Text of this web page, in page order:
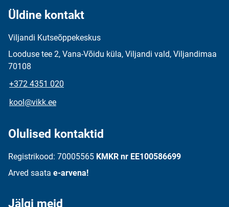
Üldine kontakt
Viljandi Kutseõppekeskus
Looduse tee 2, Vana-Võidu küla, Viljandi vald, Viljandimaa
70108
+372 4351 020
kool@vikk.ee
Olulised kontaktid
Registrikood: 70005565 KMKR nr EE100586699
Arved saata e-arvena!
Jälgi meid